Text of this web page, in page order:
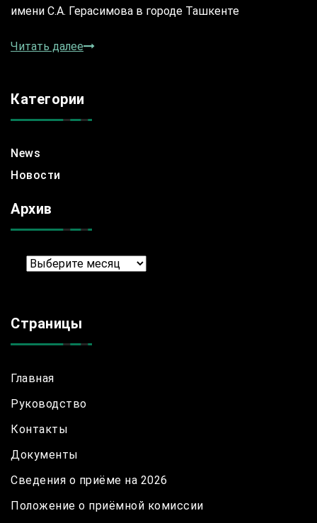
имени С.А. Герасимова в городе Ташкенте
Читать далее
Категории
News
Новости
Архив
Архив
Страницы
Главная
Руководство
Контакты
Документы
Сведения о приёме на 2026
Положение о приёмной комиссии